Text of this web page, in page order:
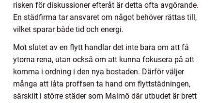
risken för diskussioner efteråt är detta ofta avgörande.
En städfirma tar ansvaret om något behöver rättas till,
vilket sparar både tid och energi.
Mot slutet av en flytt handlar det inte bara om att få
ytorna rena, utan också om att kunna fokusera på att
komma i ordning i den nya bostaden. Därför väljer
många att låta proffsen ta hand om flyttstädningen,
särskilt i större städer som Malmö där utbudet är brett